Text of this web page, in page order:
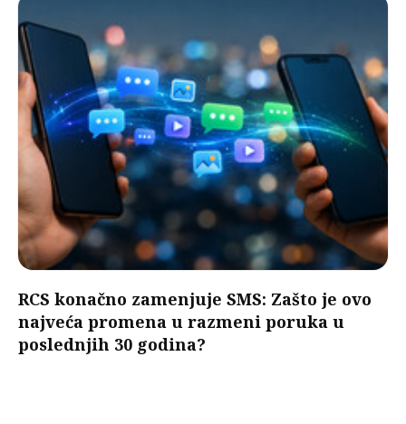
RCS konačno zamenjuje SMS: Zašto je ovo
najveća promena u razmeni poruka u
poslednjih 30 godina?